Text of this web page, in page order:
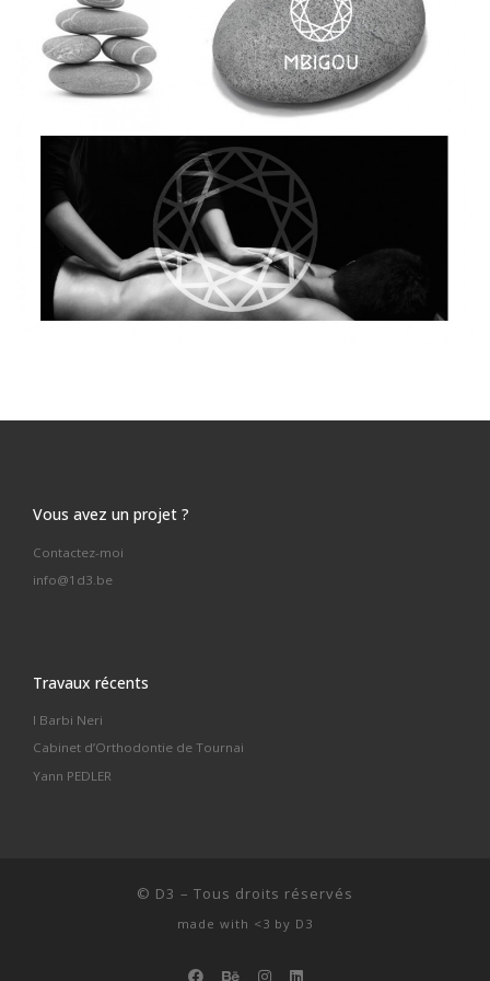
Vous avez un projet ?
Contactez-moi
info@1d3.be
Travaux récents
I Barbi Neri
Cabinet d’Orthodontie de Tournai
Yann PEDLER
© D3 – Tous droits réservés
made with <3 by D3